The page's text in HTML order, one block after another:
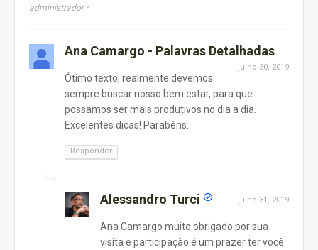
administrador *
Ana Camargo - Palavras Detalhadas
julho 30, 2019
Ótimo texto, realmente devemos
sempre buscar nosso bem estar, para que
possamos ser mais produtivos no dia a dia.
Excelentes dicas! Parabéns.
Responder
Alessandro Turci julho 31, 2019
Ana Camargo muito obrigado por sua
visita e participação é um prazer ter você